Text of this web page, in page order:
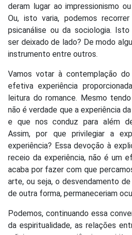
deram lugar ao impressionismo
Ou, isto varia, podemos
psicanálise ou da sociologia.
ser deixado de lado? De modo
instrumento entre outros.
Vamos votar à contemplação
efetiva experiência
leitura do romance. Mesmo
não é verdade que a experiência
e que nos conduz para além
Assim, por que privilegiar a
experiência? Essa devoção à
receio da experiência, não é um
acaba por fazer com que
arte, ou seja, o desvendamento
de outra forma, permaneceriam
Podemos, continuando essa
da espiritualidade, as relações